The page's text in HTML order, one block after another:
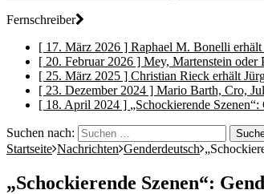
Fernschreiber
[ 17. März 2026 ] Raphael M. Bonelli
[ 20. Februar 2026 ] Mey, Martenstein oder
[ 25. März 2025 ] Christian Rieck erhält
[ 23. Dezember 2024 ] Mario Barth, Cro,
[ 18. April 2024 ] „Schockierende
Suchen nach:
Startseite Nachrichten Genderdeutsch
„Schockierende Szenen“: